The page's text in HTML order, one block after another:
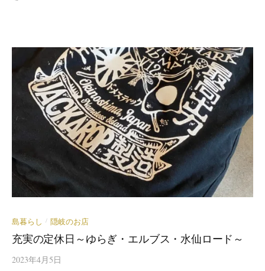
島暮らし / 隠岐のお店
充実の定休日～ゆらぎ・エルブス・水仙ロード～
2023年4月5日